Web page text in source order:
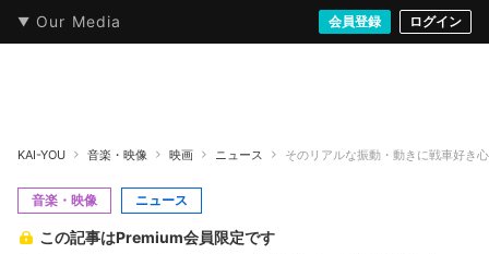
Our Media 会員登録 ログイン
本・文芸 情報化社会 音楽・映像 ゲームストリート
KAI-YOU 音楽・映像 映画 ニュース そのリアルな振動・動きに戦車好き
音楽・映像 ニュース
この記事はPremium会員限定です